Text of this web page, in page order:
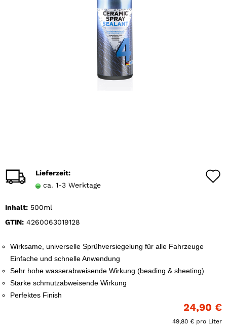
Lieferzeit:
ca. 1-3 Werktage
Inhalt: 500ml
GTIN: 4260063019128
Wirksame, universelle Sprühversiegelung für alle Fahrzeuge
Einfache und schnelle Anwendung
Sehr hohe wasserabweisende Wirkung (beading & sheeting)
Starke schmutzabweisende Wirkung
Perfektes Finish
24,90 €
49,80 € pro Liter